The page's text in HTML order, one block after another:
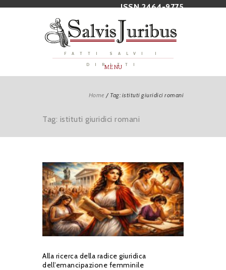
ISSN 2464-9775
FATTI SALVI I
DIRITTI
MENU
Home / Tag: istituti giuridici romani
Tag: istituti giuridici romani
Alla ricerca della radice giuridica
dell’emancipazione femminile